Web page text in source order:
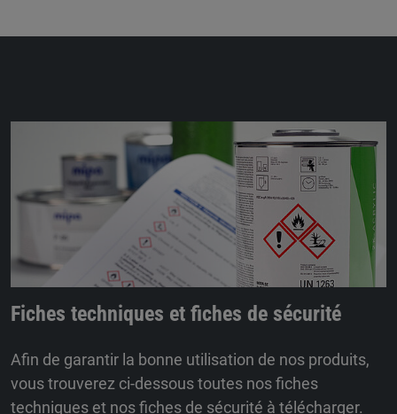
Fiches techniques et fiches de sécurité
Afin de garantir la bonne utilisation de nos produits,
vous trouverez ci-dessous toutes nos fiches
techniques et nos fiches de sécurité à télécharger.